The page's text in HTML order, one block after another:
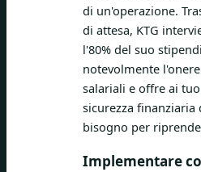
di un'operazione.
di attesa, KTG
l'80% del suo
notevolmente
salariali e offre ai
sicurezza finanziaria
bisogno per
Implementare